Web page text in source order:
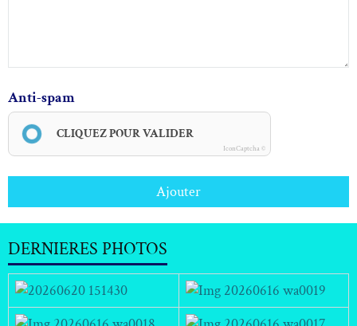
Anti-spam
CLIQUEZ POUR VALIDER
IconCaptcha ©
Ajouter
DERNIERES PHOTOS